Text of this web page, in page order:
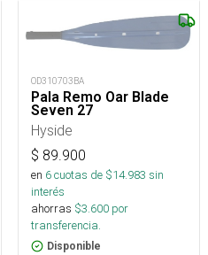
OD310703BA
Pala Remo Oar Blade
Seven 27
Hyside
$ 89.900
en 6cuotas de $14.983 sin
interés
ahorras $3.600 por
transferencia.
Disponible